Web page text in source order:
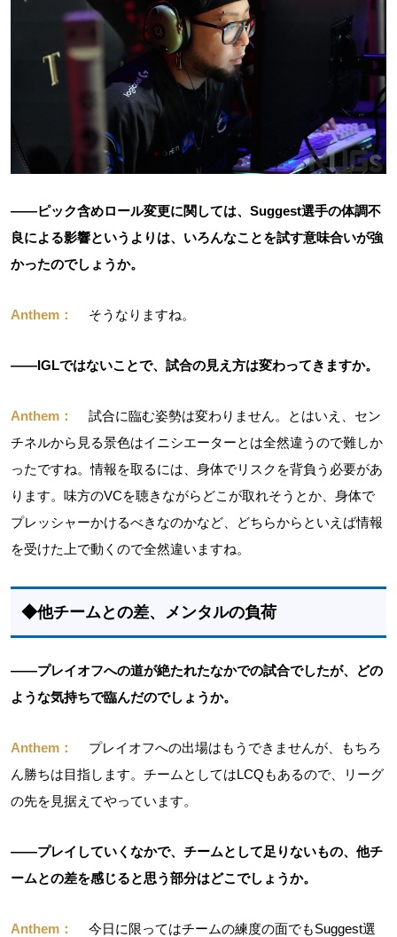
――ピック含めロール変更に関しては、Suggest選手の体調不
良による影響というよりは、いろんなことを試す意味合いが強
かったのでしょうか。
Anthem： そうなりますね。
――IGLではないことで、試合の見え方は変わってきますか。
Anthem：
試合に臨む姿勢は変わりません。とはいえ、セン
チネルから見る景色はイニシエーターとは全然違うので難しか
ったですね。情報を取るには、身体でリスクを背負う必要があ
ります。味方のVCを聴きながらどこが取れそうとか、身体で
プレッシャーかけるべきなのかなど、どちらからといえば情報
を受けた上で動くので全然違いますね。
◆他チームとの差、メンタルの負荷
――プレイオフへの道が絶たれたなかでの試合でしたが、どの
ような気持ちで臨んだのでしょうか。
Anthem：
プレイオフへの出場はもうできませんが、もちろ
ん勝ちは目指します。チームとしてはLCQもあるので、リーグ
の先を見据えてやっています。
――プレイしていくなかで、チームとして足りないもの、他チ
ームとの差を感じると思う部分はどこでしょうか。
Anthem：
今日に限ってはチームの練度の面でもSuggest選